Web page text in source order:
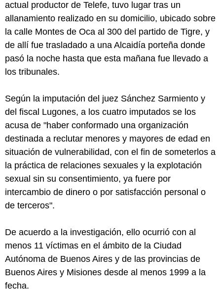
actual productor de Telefe, tuvo lugar tras un
allanamiento realizado en su domicilio, ubicado sobre
la calle Montes de Oca al 300 del partido de Tigre, y
de allí fue trasladado a una Alcaidía porteña donde
pasó la noche hasta que esta mañana fue llevado a
los tribunales.
Según la imputación del juez Sánchez Sarmiento y
del fiscal Lugones, a los cuatro imputados se los
acusa de "haber conformado una organización
destinada a reclutar menores y mayores de edad en
situación de vulnerabilidad, con el fin de someterlos a
la práctica de relaciones sexuales y la explotación
sexual sin su consentimiento, ya fuere por
intercambio de dinero o por satisfacción personal o
de terceros".
De acuerdo a la investigación, ello ocurrió con al
menos 11 víctimas en el ámbito de la Ciudad
Autónoma de Buenos Aires y de las provincias de
Buenos Aires y Misiones desde al menos 1999 a la
fecha.